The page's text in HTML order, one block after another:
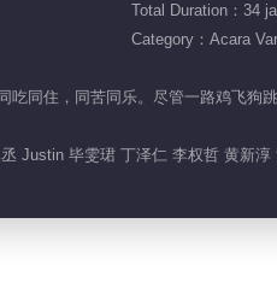
Total Duration：34
Category：Acara
同住，同苦同乐。尽管一路鸡飞
Justin 毕雯珺 丁泽仁 李权哲 黄新淳